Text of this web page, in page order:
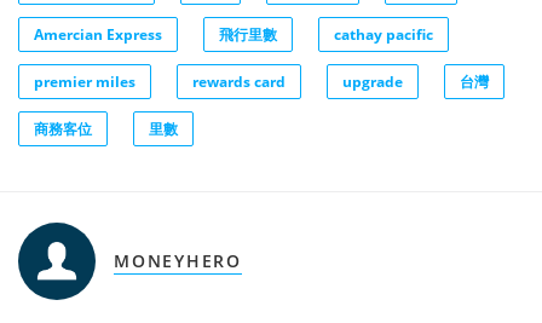
Amercian Express 飛行里數 cathay pacific
premier miles rewards card upgrade 台灣
商務客位 里數
MONEYHERO